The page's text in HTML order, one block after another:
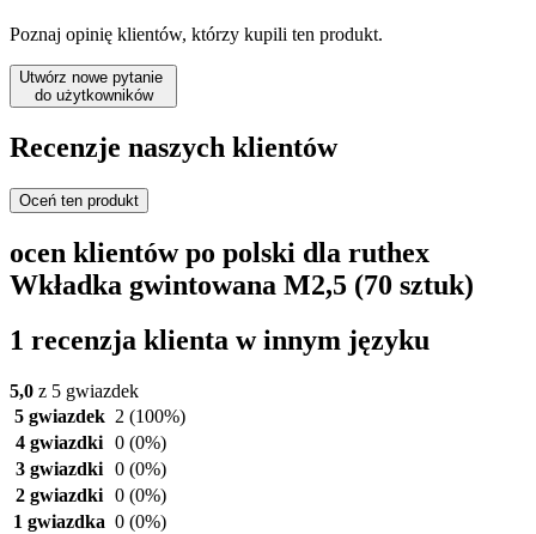
Poznaj opinię klientów, którzy kupili ten produkt.
Utwórz nowe pytanie
do użytkowników
Recenzje naszych klientów
Oceń ten produkt
ocen klientów po polski dla ruthex
Wkładka gwintowana M2,5 (70 sztuk)
1 recenzja klienta w innym języku
5,0 z 5 gwiazdek
5 gwiazdek 2 (100%)
4 gwiazdki 0 (0%)
3 gwiazdki 0 (0%)
2 gwiazdki 0 (0%)
1 gwiazdka 0 (0%)